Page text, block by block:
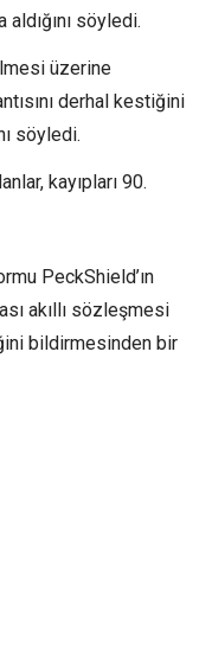
söyledi.
üzerine
derhal kestiğini
söyledi.
kayıpları 90.
PeckShield’ın
akıllı sözleşmesi
bildirmesinden bir